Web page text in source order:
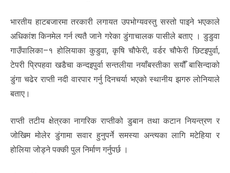
भारतीय हाटबजारमा तरकारी लगायत उपभोग्यवस्तु सस्तो पाइने भएकाले
अधिकांश किनमेल गर्न त्यतै जाने गरेका डुंगाचालक पासीले बताए । डुडुवा
गाउँपालिका–१ होलियाका कुडुवा, कृषि चौफेरी, वर्डर चौफेरी छिटइपुर्वा,
टेपरी प्रिपहवा खडैचा कन्दइपुर्वा सन्तलीया नयाँबस्तीका सयौँ बासिन्दाको
डुंगा चढेर राप्ती नदी वारपार गर्नु दिनचर्या भएको स्थानीय झगरु लोनियाले
बताए।
राप्ती तटीय क्षेत्रका नागरिक राप्तीको डुबान तथा कटान नियन्त्रण र
जोखिम मोलेर डुंगामा सवार हुनुपर्ने समस्या अन्त्यका लागि मटेहिया र
होलिया जोड्ने पक्की पुल निर्माण गर्नुपर्छ ।